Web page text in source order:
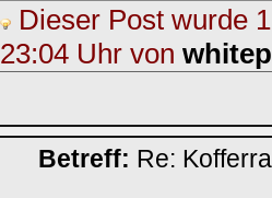
Dieser Post wurde
23:04 Uhr von
Betreff: Re: